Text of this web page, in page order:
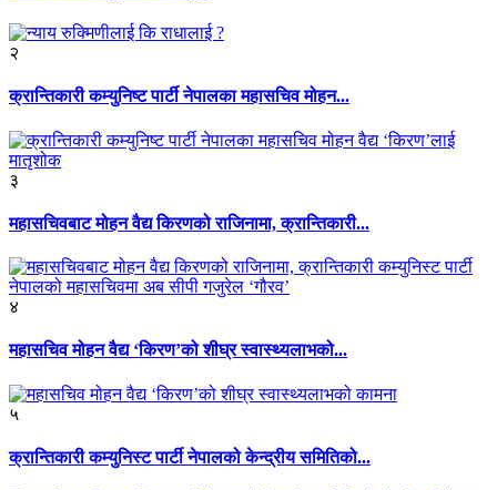
२
क्रान्तिकारी कम्युनिष्ट पार्टी नेपालका महासचिव मोहन...
३
महासचिवबाट मोहन वैद्य किरणको राजिनामा, क्रान्तिकारी...
४
महासचिव मोहन वैद्य ‘किरण’को शीघ्र स्वास्थ्यलाभको...
५
क्रान्तिकारी कम्युनिस्ट पार्टी नेपालको केन्द्रीय समितिको...